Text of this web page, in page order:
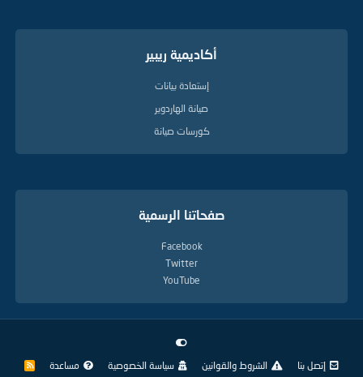
أكاديمية ريبير
إستعادة بيانات
صيانة الهاردوير
كورسات صيانة
صفحاتنا الرسمية
Facebook
Twitter
YouTube
إتصل بنا الشروط والقوانين سياسة الخصوصية مساعدة
R